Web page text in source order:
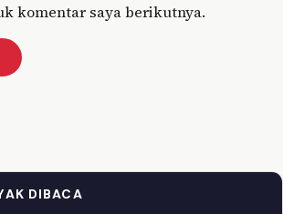
komentar saya berikutnya.
DIBACA